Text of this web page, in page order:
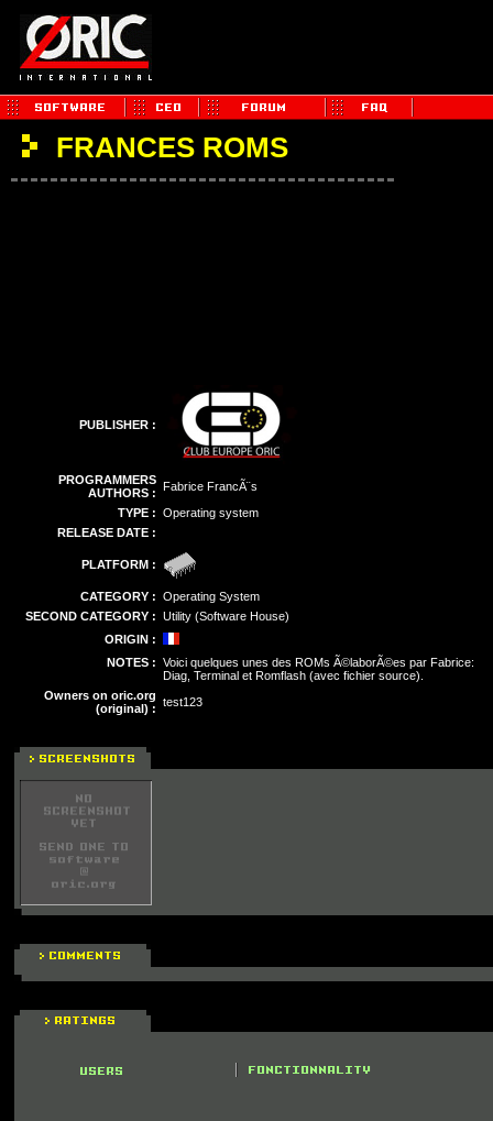
FRANCES ROMS
PUBLISHER :
PROGRAMMERS
AUTHORS : Fabrice FrancÃ¨s
TYPE : Operating system
RELEASE DATE :
PLATFORM :
CATEGORY : Operating System
SECOND CATEGORY : Utility (Software House)
ORIGIN :
NOTES : Voici quelques unes des ROMs Ã©laborÃ©es par Fabrice:
Diag, Terminal et Romflash (avec fichier source).
Owners on oric.org
(original) : test123